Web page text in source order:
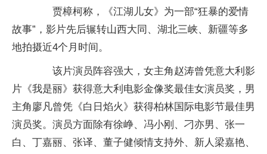
贾樟柯称，《江湖儿女》为一部“狂暴的爱情
故事”，影片先后辗转山西大同、湖北三峡、新疆等多
地拍摄近4个月时间。
该片演员阵容强大，女主角赵涛曾凭意大利影
片《我是丽》获得意大利电影金像奖最佳女演员奖，男
主角廖凡曾凭《白日焰火》获得柏林国际电影节最佳男
演员奖。演员方面除有徐峥、冯小刚、刁亦男、张一
白、丁嘉丽、张译、董子健倾情支持外、新人梁嘉艳、